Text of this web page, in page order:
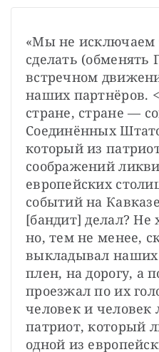
«Мы не исключаем
сделать
встречном
наших партнёров.
стране, стране —
Соединённых
который из
соображений
европейских
событий на
[бандит] делал? Не
но, тем не менее,
выкладывал наших
плен, на дорогу, а
проезжал по их
человек и человек
патриот, который
одной из